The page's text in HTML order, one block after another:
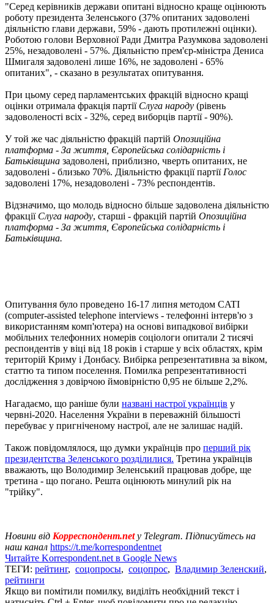
"Серед керівників держави опитані відносно краще оцінюють
роботу президента Зеленського (37% опитаних задоволені
діяльністю глави держави, 59% - дають протилежні оцінки).
Роботою голови Верховної Ради Дмитра Разумкова задоволені
25%, незадоволені - 57%. Діяльністю прем'єр-міністра Дениса
Шмигаля задоволені лише 16%, не задоволені - 65%
опитаних", - сказано в результатах опитування.
При цьому серед парламентських фракцій відносно кращі
оцінки отримала фракція партії Слуга народу (рівень
задоволеності всіх - 32%, серед виборців партії - 90%).
У той же час діяльністю фракцій партій Опозиційна
платформа - За життя, Європейська солідарність і
Батьківщина задоволені, приблизно, чверть опитаних, не
задоволені - близько 70%. Діяльністю фракції партії Голос
задоволені 17%, незадоволені - 73% респондентів.
Відзначимо, що молодь відносно більше задоволена діяльністю
фракціїСлуга народу, старші - фракцій партій Опозиційна
платформа - За життя, Європейська солідарність і
Батьківщина.
Опитування було проведено 16-17 липня методом CATI
(computer-assisted telephone interviews - телефонні інтерв'ю з
використанням комп'ютера) на основі випадкової вибірки
мобільних телефонних номерів соціологи опитали 2 тисячі
респондентів у віці від 18 років і старше у всіх областях, крім
територій Криму і Донбасу. Вибірка репрезентативна за віком,
статтю та типом поселення. Помилка репрезентативності
дослідження з довірчою ймовірністю 0,95 не більше 2,2%.
Нагадаємо, що раніше були названі настрої українців у
червні-2020. Населення України в переважній більшості
перебуває у пригніченому настрої, але не залишає надій.
Також повідомлялося, що думки українців про перший рік
президентства Зеленського розділилися. Третина українців
вважають, що Володимир Зеленський працював добре, ще
третина - що погано. Решта оцінюють минулий рік на
"трійку".
Новини від Корреспондент.net у Telegram. Підписуйтесь на
наш канал https://t.me/korrespondentnet
Читайте Korrespondent.net в Google News
ТЕГИ: рейтинг, соцопросы, соцопрос, Владимир Зеленский,
рейтинги
Якщо ви помітили помилку, виділіть необхідний текст і